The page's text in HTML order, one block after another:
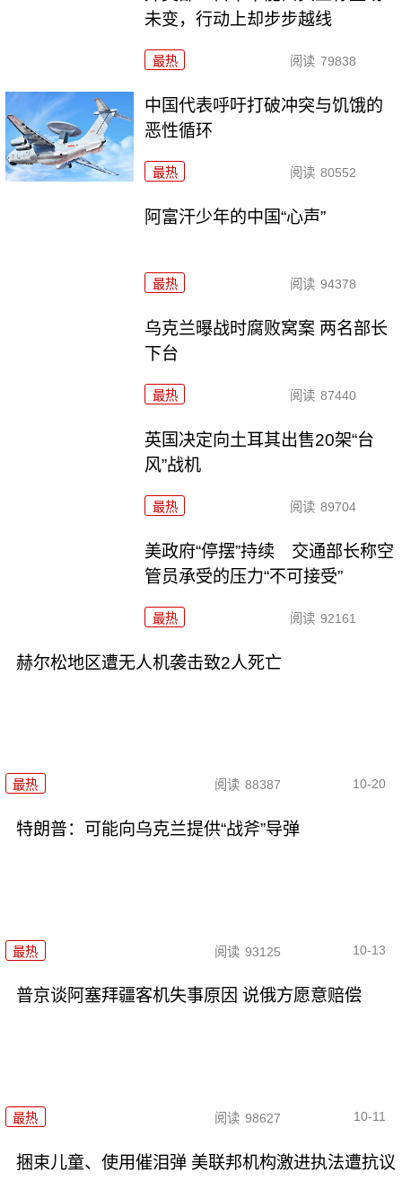
未变，行动上却步步越线
最热 阅读 79838
中国代表呼吁打破冲突与饥饿的
恶性循环
最热 阅读 80552
阿富汗少年的中国“心声”
最热 阅读 94378
乌克兰曝战时腐败窝案 两名部长
下台
最热 阅读 87440
英国决定向土耳其出售20架“台
风”战机
最热 阅读 89704
美政府“停摆”持续 交通部长称空
管员承受的压力“不可接受”
最热 阅读 92161
赫尔松地区遭无人机袭击致2人死亡
最热 阅读 88387 10-20
特朗普：可能向乌克兰提供“战斧”导弹
最热 阅读 93125 10-13
普京谈阿塞拜疆客机失事原因 说俄方愿意赔偿
最热 阅读 98627 10-11
捆束儿童、使用催泪弹 美联邦机构激进执法遭抗议